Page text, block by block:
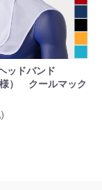
ッドバンド
様） クールマック